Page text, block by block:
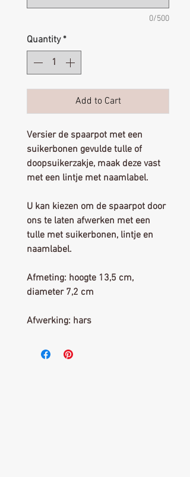
0/500
Quantity *
Add to Cart
Versier de spaarpot met een
suikerbonen gevulde tulle of
doopsuikerzakje, maak deze vast
met een lintje met naamlabel.
U kan kiezen om de spaarpot door
ons te laten afwerken met een
tulle met suikerbonen, lintje en
naamlabel.
Afmeting: hoogte 13,5 cm,
diameter 7,2 cm
Afwerking: hars